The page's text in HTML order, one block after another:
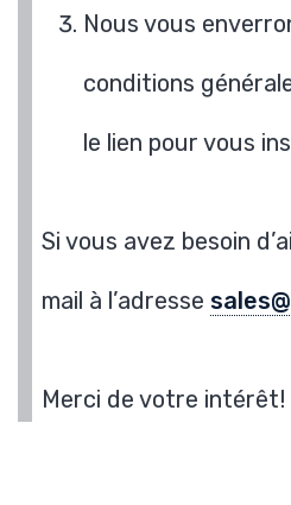
Nous vous
conditions
le lien pour vous
Si vous avez besoin
mail à l’adresse
Merci de votre intérêt!